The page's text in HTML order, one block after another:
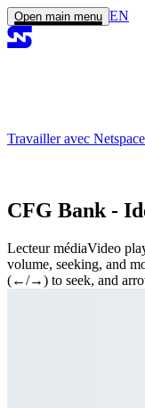
Open main menu EN
Travailler avec Netspace
CFG Bank -
Lecteur médiaVideo
volume, seeking, and
(←/→) to seek, and